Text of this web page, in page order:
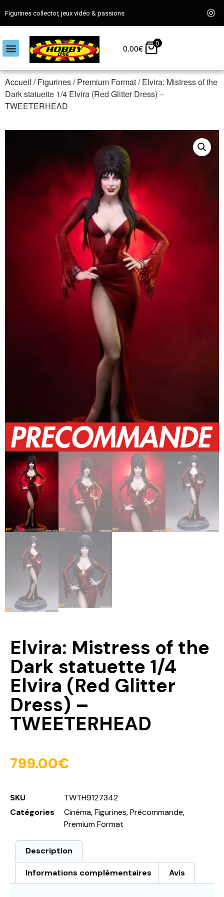
Figurines collector, jeux vidéo & passions
0.00€ 0
Accueil /Figurines/Premium Format/ Elvira: Mistress of the
Dark statuette 1/4 Elvira (Red Glitter Dress) –
TWEETERHEAD
Elvira: Mistress of the
Dark statuette 1/4
Elvira (Red Glitter
Dress) –
TWEETERHEAD
799.00€
SKU
TWTH9127342
Catégories
Cinéma,Figurines,Précommande,
Premium Format
Description
Informations complémentaires Avis